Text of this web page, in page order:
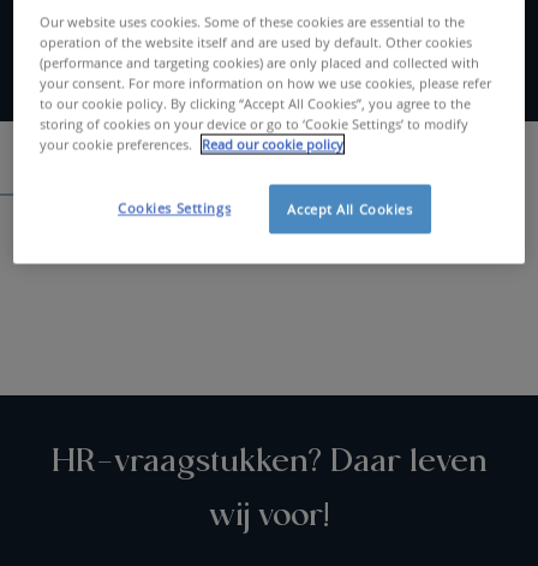
ZOEKEN
Spontaan solliciteren
HR-vraagstukken? Daar leven
wij voor!
Our website uses cookies. Some of these cookies are essential to the
operation of the website itself and are used by default. Other cookies
(performance and targeting cookies) are only placed and collected with
your consent. For more information on how we use cookies, please refer
to our cookie policy. By clicking “Accept All Cookies”, you agree to the
storing of cookies on your device or go to ‘Cookie Settings’ to modify
your cookie preferences.
Read our cookie policy
Accept All Cookies
Cookies Settings